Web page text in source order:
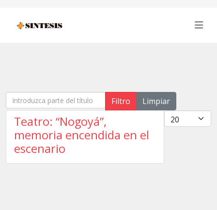
Introduzca parte del título Filtro
Limpiar
Cantidad
Teatro: “Nogoyá”,
memoria encendida en el
escenario